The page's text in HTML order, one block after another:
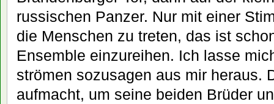
russischen Panzer. Nur mit einer
die Menschen zu treten, das ist
Ensemble einzureihen. Ich lasse
strömen sozusagen aus mir heraus.
aufmacht, um seine beiden Brüder